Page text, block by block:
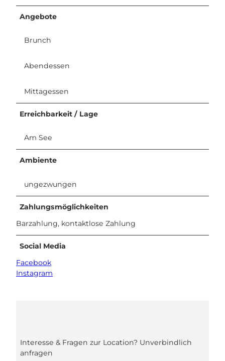
Angebote
Brunch
Abendessen
Mittagessen
Erreichbarkeit / Lage
Am See
Ambiente
ungezwungen
Zahlungsmöglichkeiten
Barzahlung, kontaktlose Zahlung
Social Media
Facebook
Instagram
Interesse & Fragen zur Location? Unverbindlich
anfragen